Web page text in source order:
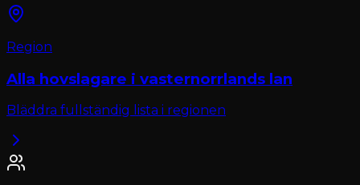
Region
Alla hovslagare i vasternorrlands lan
Bläddra fullständig lista i regionen